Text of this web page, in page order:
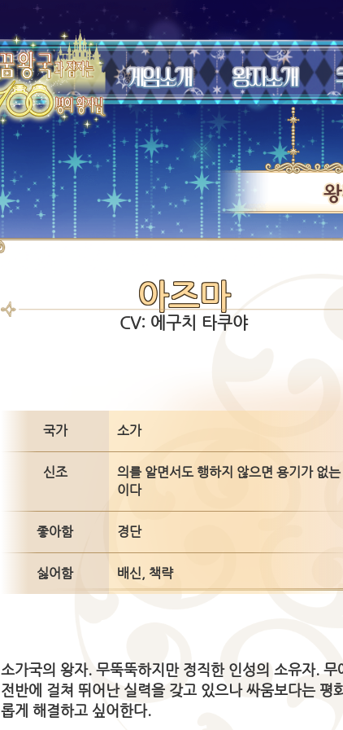
아즈마
CV: 에구치 타쿠야
국가 소가
신조
의를 알면서도 행하지 않으면 용기가 없는
이다
좋아함 경단
싫어함 배신, 책략
소가국의 왕자. 무뚝뚝하지만 정직한 인성의 소유자. 무
전반에 걸쳐 뛰어난 실력을 갖고 있으나 싸움보다는 평
롭게 해결하고 싶어한다.